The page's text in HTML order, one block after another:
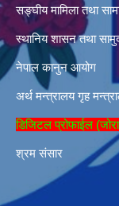
सङ्घीय मामिला तथा
स्थानिय शासन तथा
नेपाल कानुन आयोग
अर्थ मन्त्रालय गृह
डिजिटल प्रोफाईल
श्रम संसार